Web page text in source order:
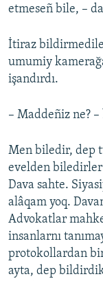
etmeseñ bile, –
İtiraz
umumiy
işandırdı.
– Maddeñiz ne?
Men biledir, dep
evelden biledirler
Dava sahte.
alâqam yoq.
Advokatlar
insanlarnı
protokollardan
ayta, dep